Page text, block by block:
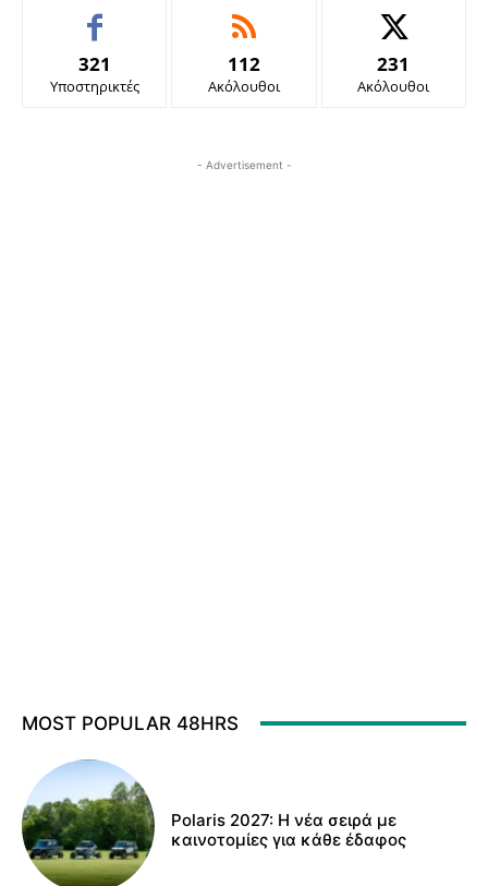
321
Υποστηρικτές
112
Ακόλουθοι
231
Ακόλουθοι
- Advertisement -
MOST POPULAR 48HRS
Polaris 2027: Η νέα σειρά με
καινοτομίες για κάθε έδαφος